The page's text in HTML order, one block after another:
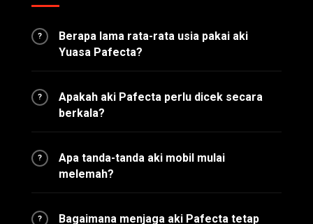
?
Berapa lama rata-rata usia pakai aki
Yuasa Pafecta?
?
Apakah aki Pafecta perlu dicek secara
berkala?
?
Apa tanda-tanda aki mobil mulai
melemah?
?
Bagaimana menjaga aki Pafecta tetap